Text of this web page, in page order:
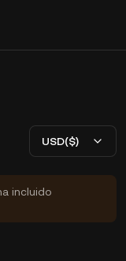
USD($)
incluido